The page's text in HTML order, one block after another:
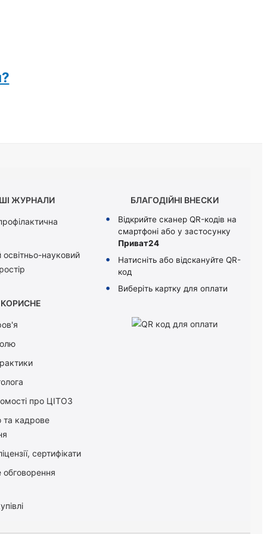
ЖУРНАЛИ
освітньо-науковий
КОРИСНЕ
про ЦІТОЗ
та кадрове
сертифікати
БЛАГОДІЙНІ ВНЕСКИ
Відкрийте сканер QR-кодів на
смартфоні або у застосунку
Приват24
Натисніть або відскануйте QR-
код
Виберіть картку для оплати